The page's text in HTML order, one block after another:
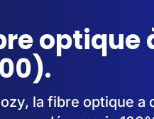
optique
la fibre optique